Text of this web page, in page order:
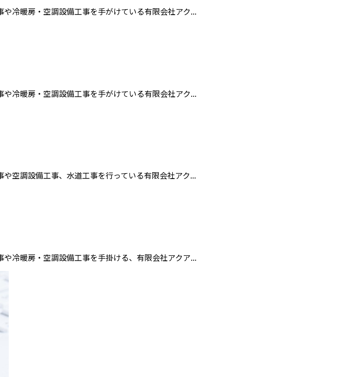
冷暖房・空調設備工事を手がけている有限会社アク...
冷暖房・空調設備工事を手がけている有限会社アク...
空調設備工事、水道工事を行っている有限会社アク...
冷暖房・空調設備工事を手掛ける、有限会社アクア...